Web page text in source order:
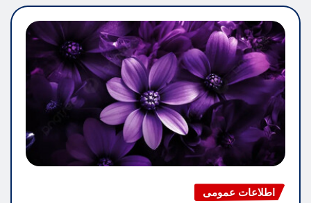
اطلاعات عمومی